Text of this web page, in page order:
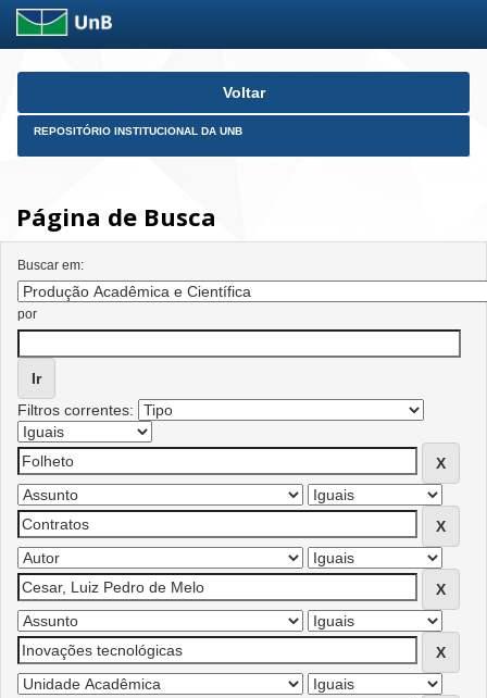
Skip
Voltar
REPOSITÓRIO INSTITUCIONAL DA UNB
Página de Busca
Buscar em:
por
Filtros correntes: